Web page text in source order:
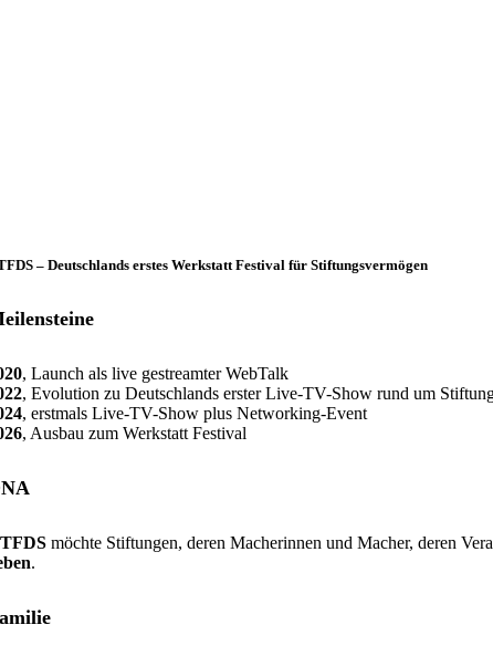
– Deutschlands erstes Werkstatt Festival für Stiftungsvermögen
, Launch als live gestreamter WebTalk
, Evolution zu Deutschlands erster Live-TV-Show rund um
, erstmals Live-TV-Show plus Networking-Event
, Ausbau zum Werkstatt Festival
möchte Stiftungen, deren Macherinnen und Macher, deren
.